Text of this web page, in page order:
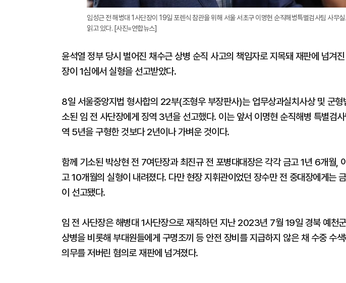
임성근 전 해병대 1사단장이 19일 포렌식 참관을 위해 서울 서초구 이명현 순직해병특별검사팀 사무
읽고 있다. [사진=연합뉴스]
윤석열 정부 당시 벌어진 채수근 상병 순직 사고의 책임자로 지목돼 재판에 넘겨
장이 1심에서 실형을 선고받았다.
8일 서울중앙지법 형사합의 22부(조형우 부장판사)는 업무상과실치사상 및 군형
소된 임 전 사단장에게 징역 3년을 선고했다. 이는 앞서 이명현 순직해병 특별검
역 5년을 구형한 것보다 2년이나 가벼운 것이다.
함께 기소된 박상현 전 7여단장과 최진규 전 포병대대장은 각각 금고 1년 6개월,
고 10개월의 실형이 내려졌다. 다만 현장 지휘관이었던 장수만 전 중대장에게는
이 선고됐다.
임 전 사단장은 해병대 1사단장으로 재직하던 지난 2023년 7월 19일 경북 예천
상병을 비롯해 부대원들에게 구명조끼 등 안전 장비를 지급하지 않은 채 수중 수
의무를 저버린 혐의로 재판에 넘겨졌다.